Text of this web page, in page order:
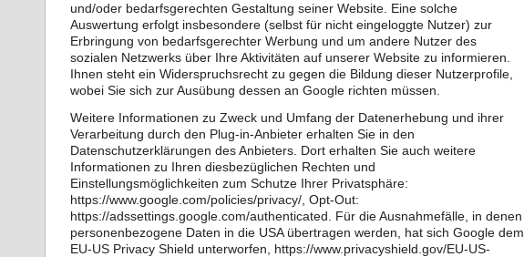
und/oder bedarfsgerechten Gestaltung seiner Website. Eine solche
Auswertung erfolgt insbesondere (selbst für nicht eingeloggte Nutzer) zur
Erbringung von bedarfsgerechter Werbung und um andere Nutzer des
sozialen Netzwerks über Ihre Aktivitäten auf unserer Website zu informieren.
Ihnen steht ein Widerspruchsrecht zu gegen die Bildung dieser Nutzerprofile,
wobei Sie sich zur Ausübung dessen an Google richten müssen.
Weitere Informationen zu Zweck und Umfang der Datenerhebung und ihrer
Verarbeitung durch den Plug-in-Anbieter erhalten Sie in den
Datenschutzerklärungen des Anbieters. Dort erhalten Sie auch weitere
Informationen zu Ihren diesbezüglichen Rechten und
Einstellungsmöglichkeiten zum Schutze Ihrer Privatsphäre:
https://www.google.com/policies/privacy/, Opt-Out:
https://adssettings.google.com/authenticated. Für die Ausnahmefälle, in denen
personenbezogene Daten in die USA übertragen werden, hat sich Google dem
EU-US Privacy Shield unterworfen, https://www.privacyshield.gov/EU-US-